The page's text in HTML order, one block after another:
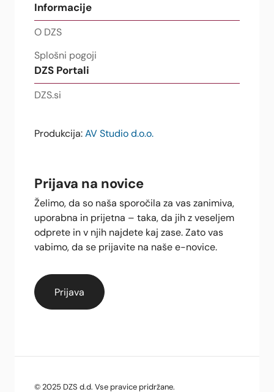
Informacije
O DZS
Splošni pogoji
DZS Portali
DZS.si
Produkcija: AV Studio d.o.o.
Prijava na novice
Želimo, da so naša sporočila za vas zanimiva,
uporabna in prijetna – taka, da jih z veseljem
odprete in v njih najdete kaj zase. Zato vas
vabimo, da se prijavite na naše e-novice.
© 2025 DZS d.d. Vse pravice pridržane.